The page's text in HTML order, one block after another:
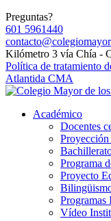
Preguntas?
601 5961440
Kilómetro 3 vía Chía -
Política de tratamiento
Atlantida CMA
Académico
Docentes
Programa
Proyecto
Programas
Vídeo